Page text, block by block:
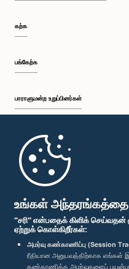
உங்கள் அந்தரங்கத்தை
"சரி" என்பதைக் கிளிக்
ஏற்றுக் கொள்கிறீர்கள்:
அமர்வு கண்காணிப்பு (Session
ரீதியான அனுபவத்திற்காக
கண்காணிக்க அமர்வுகளைப்
கற்க
பங்கேற்க
பாராளுமன்ற உறுப்பினர்கள்
முதற்பக்கம்
பாராளுமன்ற கையடக்க செயலி
எம்மை பின்தொடர்க :